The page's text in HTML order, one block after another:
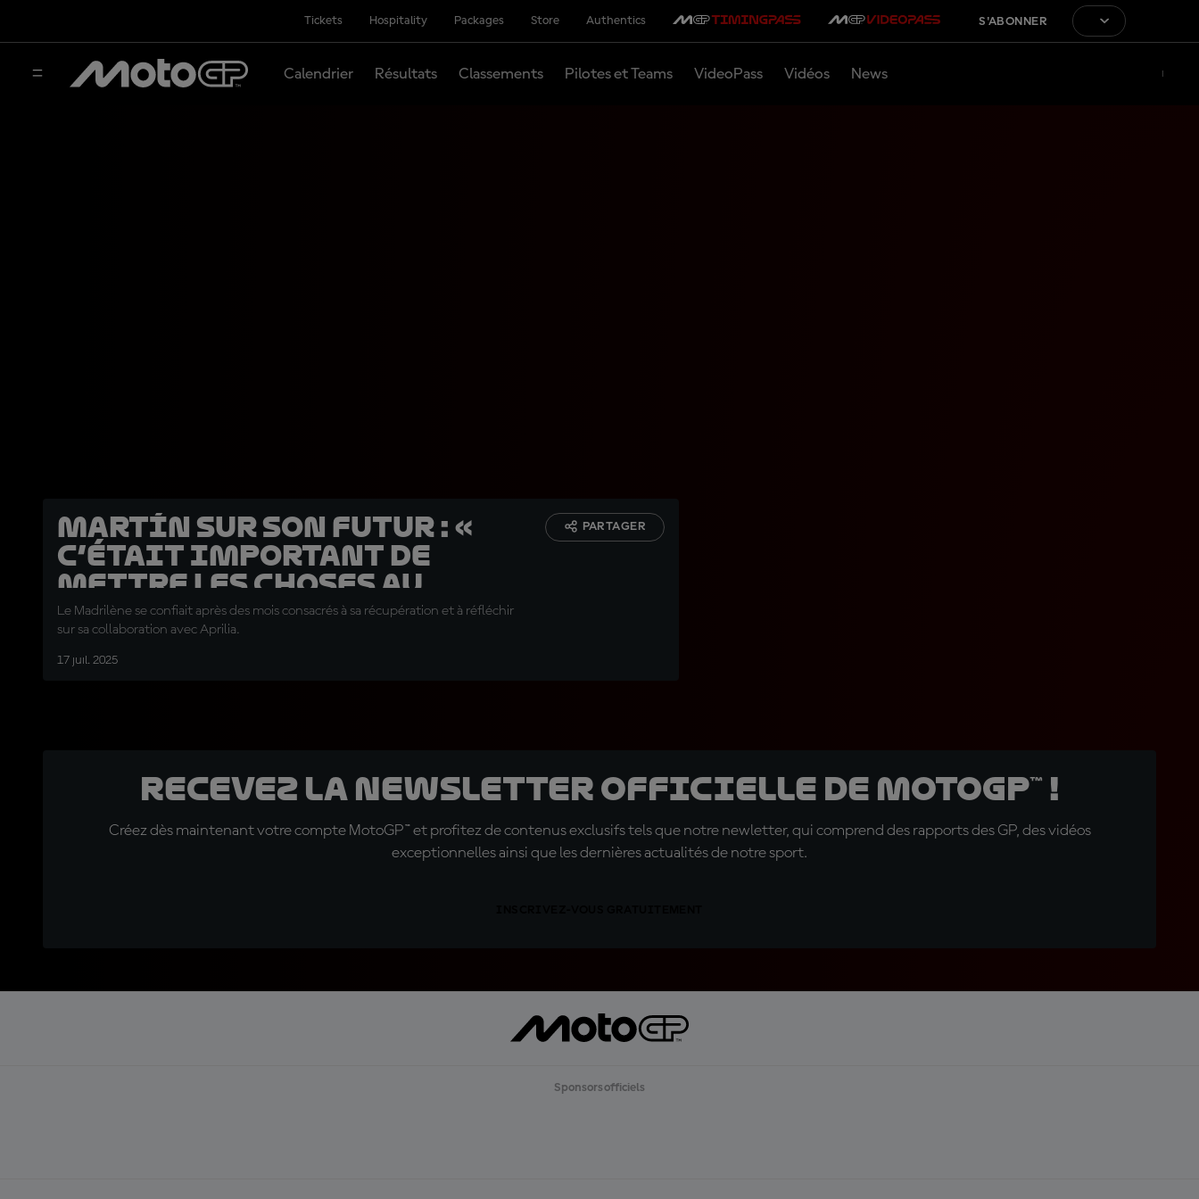
Tickets Hospitality Packages Store Authentics S'ABONNER
Calendrier Résultats Classements Pilotes et Teams VideoPass Vidéos News
Martín sur son futur : «
C’était important de
mettre les choses au
clair »
Le Madrilène se confiait après des mois consacrés à sa récupération et à réfléchir
sur sa collaboration avec Aprilia.
17 juil. 2025
PARTAGER
Recevez la Newsletter officielle de MotoGP™ !
Créez dès maintenant votre compte MotoGP™ et profitez de contenus exclusifs tels que notre newletter, qui comprend des rapports des GP, des vidéos
exceptionnelles ainsi que les dernières actualités de notre sport.
Sponsors officiels